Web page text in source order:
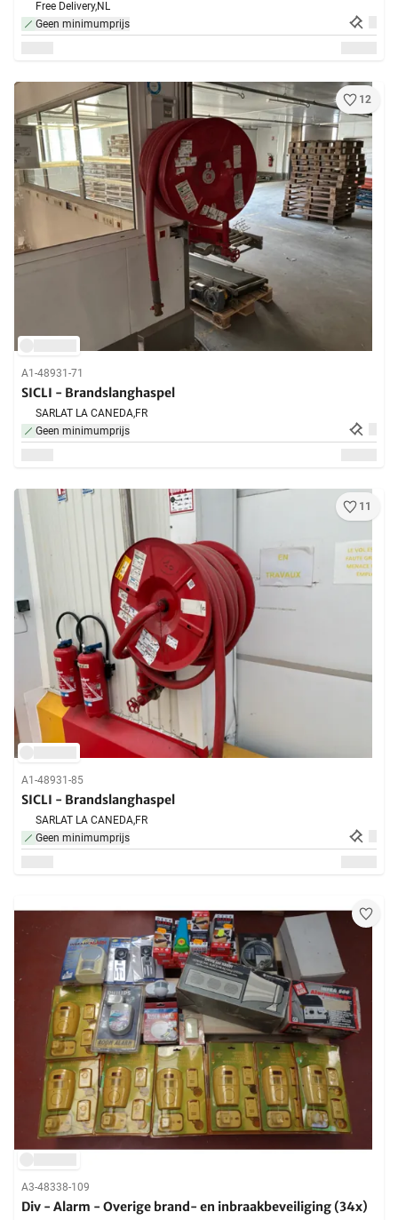
Free Delivery,NL
Geen minimumprijs
12
A1-48931-71
SICLI - Brandslanghaspel
SARLAT LA CANEDA,FR
Geen minimumprijs
11
A1-48931-85
SICLI - Brandslanghaspel
SARLAT LA CANEDA,FR
Geen minimumprijs
A3-48338-109
Div - Alarm - Overige brand- en inbraakbeveiliging (34x)